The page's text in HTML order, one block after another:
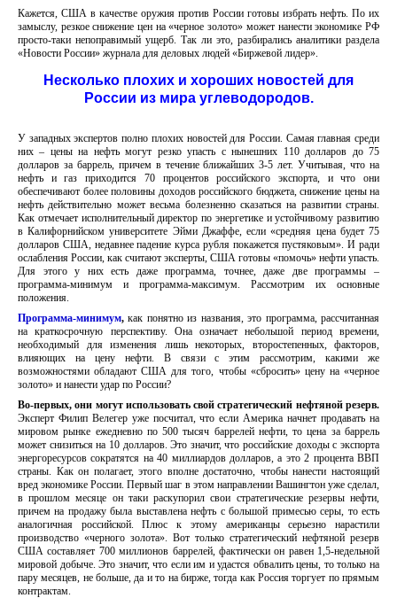
Кажется, США в качестве оружия против России готовы избрать нефть. По их
замыслу, резкое снижение цен на «черное золото» может нанести экономике РФ
просто-таки непоправимый ущерб. Так ли это, разбирались аналитики раздела
«Новости России» журнала для деловых людей «Биржевой лидер».
Несколько плохих и хороших новостей для
России из мира углеводородов.
У западных экспертов полно плохих новостей для России. Самая главная среди
них – цены на нефть могут резко упасть с нынешних 110 долларов до 75
долларов за баррель, причем в течение ближайших 3-5 лет. Учитывая, что на
нефть и газ приходится 70 процентов российского экспорта, и что они
обеспечивают более половины доходов российского бюджета, снижение цены на
нефть действительно может весьма болезненно сказаться на развитии страны.
Как отмечает исполнительный директор по энергетике и устойчивому развитию
в Калифорнийском университете Эйми Джаффе, если «средняя цена будет 75
долларов США, недавнее падение курса рубля покажется пустяковым». И ради
ослабления России, как считают эксперты, США готовы «помочь» нефти упасть.
Для этого у них есть даже программа, точнее, даже две программы –
программа-минимум и программа-максимум. Рассмотрим их основные
положения.
Программа-минимум,как понятно из названия, это программа, рассчитанная
на краткосрочную перспективу. Она означает небольшой период времени,
необходимый для изменения лишь некоторых, второстепенных, факторов,
влияющих на цену нефти. В связи с этим рассмотрим, какими же
возможностями обладают США для того, чтобы «сбросить» цену на «черное
золото» и нанести удар по России?
Во-первых, они могут использовать свой стратегический нефтяной резерв.
Эксперт Филип Велегер уже посчитал, что если Америка начнет продавать на
мировом рынке ежедневно по 500 тысяч баррелей нефти, то цена за баррель
может снизиться на 10 долларов. Это значит, что российские доходы с экспорта
энергоресурсов сократятся на 40 миллиардов долларов, а это 2 процента ВВП
страны. Как он полагает, этого вполне достаточно, чтобы нанести настоящий
вред экономике России. Первый шаг в этом направлении Вашингтон уже сделал,
в прошлом месяце он таки раскупорил свои стратегические резервы нефти,
причем на продажу была выставлена нефть с большой примесью серы, то есть
аналогичная российской. Плюс к этому американцы серьезно нарастили
производство «черного золота». Вот только стратегический нефтяной резерв
США составляет 700 миллионов баррелей, фактически он равен 1,5-недельной
мировой добыче. Это значит, что если им и удастся обвалить цены, то только на
пару месяцев, не больше, да и то на бирже, тогда как Россия торгует по прямым
контрактам.